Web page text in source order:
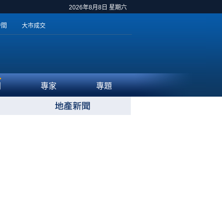
2026年8月8日 星期六
大市成交
專家 專題